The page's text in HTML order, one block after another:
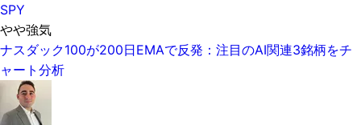
SPY
やや強気
ナスダック100が200日EMAで反発：注目のAI関連3銘柄をチ
ャート分析